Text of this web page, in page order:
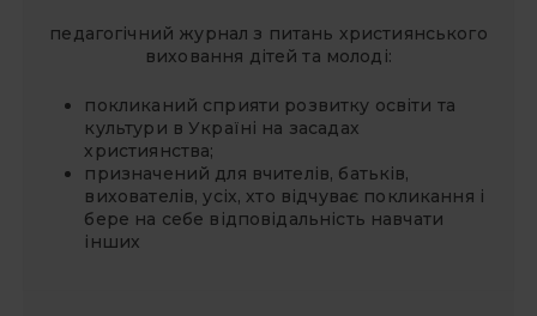
педагогічний журнал з питань християнського
виховання дітей та молоді:
покликаний сприяти розвитку освіти та
культури в Україні на засадах
християнства;
призначений для вчителів, батьків,
вихователів, усіх, хто відчуває покликання і
бере на себе відповідальність навчати
інших